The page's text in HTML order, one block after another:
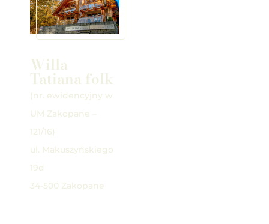
Willa
Tatiana folk
(nr. ewidencyjny w
UM Zakopane –
121/16)
ul. Makuszyńskiego
19d
34-500 Zakopane